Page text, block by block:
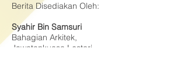
Berita Disediakan Oleh:
Syahir Bin Samsuri
Bahagian Arkitek,
Jawatankuasa Lestari,